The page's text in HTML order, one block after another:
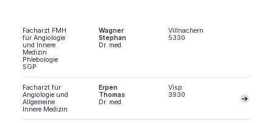
Facharzt FMH
für Angiologie
und Innere
Medizin
Phlebologie
SGP
Wagner
Stephan
Dr. med.
5330
Villnachern
Facharzt für
Angiologie und
Allgemeine
Innere Medizin
Erpen
Thomas
Dr. med.
3930
Visp